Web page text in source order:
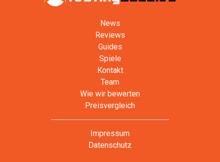
News
Reviews
Guides
Spiele
Kontakt
Team
Wie wir bewerten
Preisvergleich
Impressum
Datenschutz